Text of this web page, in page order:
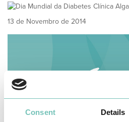
Consent Details
13 de Novembro de 2014